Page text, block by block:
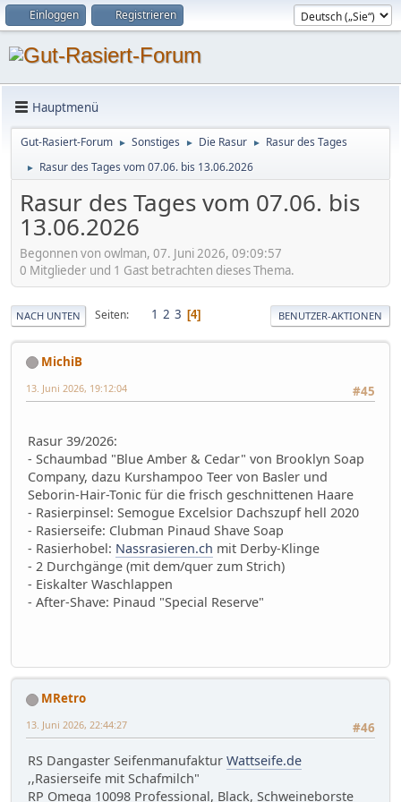
Einloggen Registrieren
Hauptmenü
Gut-Rasiert-Forum ► Sonstiges ► Die Rasur ► Rasur des Tages
► Rasur des Tages vom 07.06. bis 13.06.2026
Rasur des Tages vom 07.06. bis
13.06.2026
Begonnen von owlman, 07. Juni 2026, 09:09:57
0 Mitglieder und 1 Gast betrachten dieses Thema.
NACH UNTEN Seiten 1 2 3 4 BENUTZER-AKTIONEN
MichiB
#45
13. Juni 2026, 19:12:04
Rasur 39/2026:
- Schaumbad "Blue Amber & Cedar" von Brooklyn Soap
Company, dazu Kurshampoo Teer von Basler und
Seborin-Hair-Tonic für die frisch geschnittenen Haare
- Rasierpinsel: Semogue Excelsior Dachszupf hell 2020
- Rasierseife: Clubman Pinaud Shave Soap
- Rasierhobel: Nassrasieren.ch mit Derby-Klinge
- 2 Durchgänge (mit dem/quer zum Strich)
- Eiskalter Waschlappen
- After-Shave: Pinaud "Special Reserve"
MRetro
#46
13. Juni 2026, 22:44:27
RS Dangaster Seifenmanufaktur Wattseife.de
,,Rasierseife mit Schafmilch"
RP Omega 10098 Professional, Black, Schweineborste